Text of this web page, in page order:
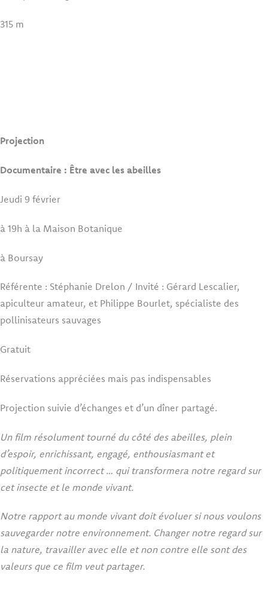
315 m
Projection
Documentaire : Être avec les abeilles
Jeudi 9 février
à 19h à la Maison Botanique
à Boursay
Référente : Stéphanie Drelon / Invité : Gérard Lescalier,
apiculteur amateur, et Philippe Bourlet, spécialiste des
pollinisateurs sauvages
Gratuit
Réservations appréciées mais pas indispensables
Projection suivie d’échanges et d’un dîner partagé.
Un film résolument tourné du côté des abeilles, plein
d’espoir, enrichissant, engagé, enthousiasmant et
politiquement incorrect … qui transformera notre regard sur
cet insecte et le monde vivant.
Notre rapport au monde vivant doit évoluer si nous voulons
sauvegarder notre environnement. Changer notre regard sur
la nature, travailler avec elle et non contre elle sont des
valeurs que ce film veut partager.